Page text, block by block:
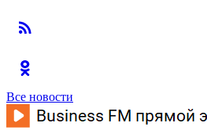
Все новости